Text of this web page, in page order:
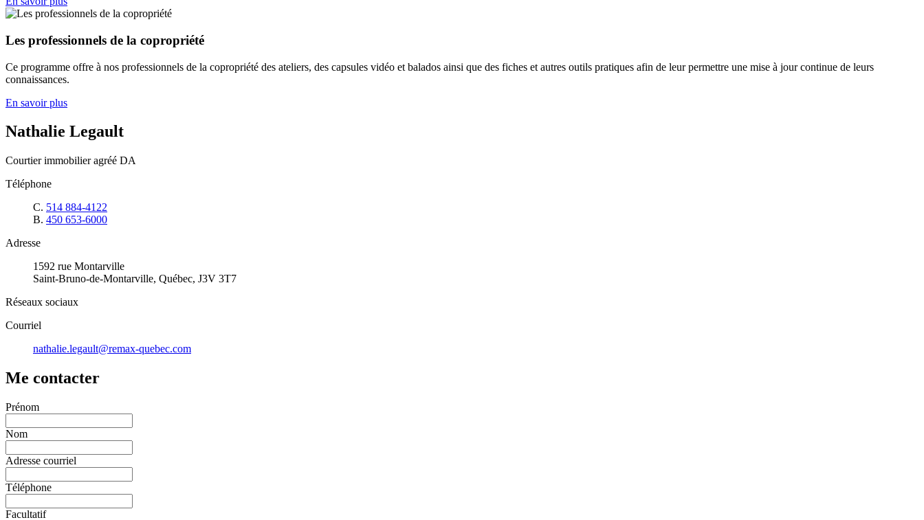
Les professionnels de la copropriété
Ce programme offre à nos professionnels de la copropriété des ateliers, des capsules vidéo et balados ainsi que des fiches et autres outils pratiques afin de leur permettre une mise à jour continue de leurs
connaissances.
En savoir plus
Nathalie Legault
Courtier immobilier agréé DA
Téléphone
C. 514 884-4122
B. 450 653-6000
Adresse
1592 rue Montarville
Saint-Bruno-de-Montarville, Québec, J3V 3T7
Réseaux sociaux
Courriel
nathalie.legault@remax-quebec.com
Me contacter
Prénom
Nom
Adresse courriel
Téléphone
Facultatif